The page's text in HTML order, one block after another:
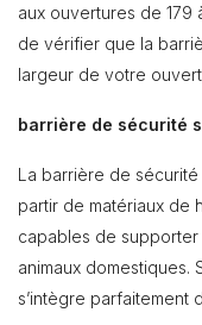
aux ouvertures de 179
de vérifier que la
largeur de votre
barrière de sécurité
La barrière de
partir de matériaux de
capables de supporter
animaux
s’intègre parfaitement